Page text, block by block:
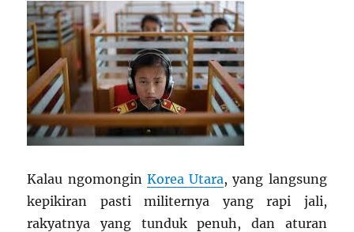
Kalau ngomongin Korea Utara, yang langsung
kepikiran pasti militernya yang rapi jali,
rakyatnya yang tunduk penuh, dan aturan